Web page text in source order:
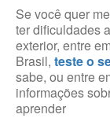
Se você quer
ter dificuldades
exterior, entre
Brasil, teste o
sabe, ou entre
informações
aprender